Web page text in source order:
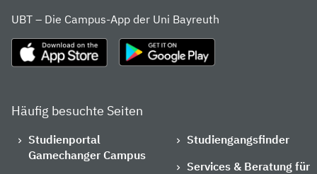
UBT – Die Campus-App der Uni Bayreuth
Häufig besuchte Seiten
Studienportal
Gamechanger Campus
Studiengangsfinder
Services & Beratung für